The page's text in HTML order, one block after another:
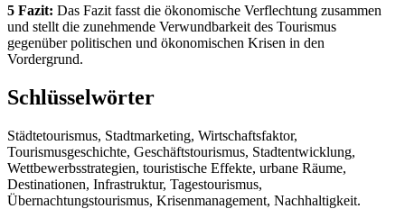
5 Fazit: Das Fazit fasst die ökonomische Verflechtung zusammen
und stellt die zunehmende Verwundbarkeit des Tourismus
gegenüber politischen und ökonomischen Krisen in den
Vordergrund.
Schlüsselwörter
Städtetourismus, Stadtmarketing, Wirtschaftsfaktor,
Tourismusgeschichte, Geschäftstourismus, Stadtentwicklung,
Wettbewerbsstrategien, touristische Effekte, urbane Räume,
Destinationen, Infrastruktur, Tagestourismus,
Übernachtungstourismus, Krisenmanagement, Nachhaltigkeit.